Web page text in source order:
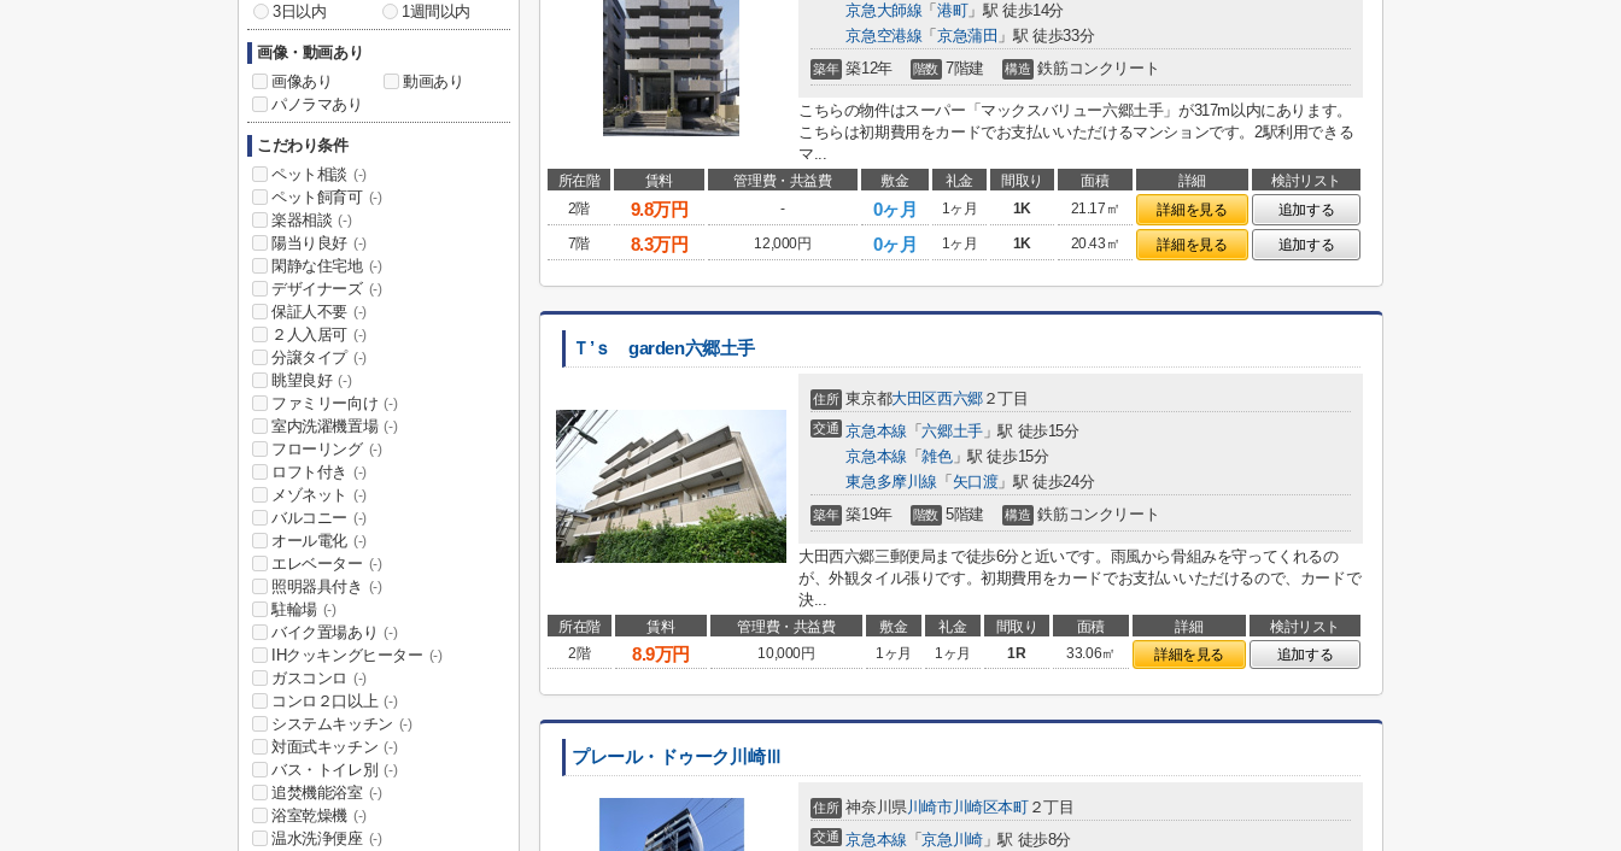
京急大師線 「 港町」駅 徒歩14分
京急空港線 「 京急蒲田 」駅 徒歩33分
築年 築12年 階数 7階建 構造 鉄筋コンクリート
こちらの物件はスーパー「マックスバリュー六郷土手」が317m以内にあります。
こちらは初期費用をカードでお支払いいただけるマンションです。2駅利用できる
マ...
所在階 賃料 管理費・共益費 敷金 礼金 間取り 面積 詳細
検討リスト
2階
9.8万円 - 0ヶ月 1ヶ月 1K 21.17㎡ 詳細を見る
追加する
7階
8.3万円 12,000円 0ヶ月 1ヶ月 1K 20.43㎡ 詳細を見る 追加する
Ｔ’ｓ garden六郷土手
住所 東京都大田区西六郷２丁目
交通 京急本線 「六郷土手」駅 徒歩15分
京急本線 「雑色」駅 徒歩15分
東急多摩川線 「 矢口渡」駅 徒歩24分
築年 築19年 階数 5階建 構造 鉄筋コンクリート
大田西六郷三郵便局まで徒歩6分と近いです。雨風から骨組みを守ってくれるの
が、外観タイル張りです。初期費用をカードでお支払いいただけるので、カードで
決...
所在階 賃料 管理費・共益費 敷金 礼金 間取り 面積 詳細
検討リスト
2階
8.9万円 10,000円 1ヶ月 1ヶ月 1R 33.06㎡ 詳細を見る 追加する
プレール・ドゥーク川崎Ⅲ
住所 神奈川県川崎市川崎区本町２丁目
交通 京急本線 「京急川崎」駅 徒歩8分
3日以内
1週間以内
画像・動画あり
画像あり
動画あり
パノラマあり
こだわり条件
ペット相談 (-)
ペット飼育可 (-)
楽器相談 (-)
陽当り良好 (-)
閑静な住宅地 (-)
デザイナーズ (-)
保証人不要 (-)
２人入居可 (-)
分譲タイプ (-)
眺望良好 (-)
ファミリー向け (-)
室内洗濯機置場 (-)
フローリング (-)
ロフト付き (-)
メゾネット (-)
バルコニー (-)
オール電化 (-)
エレベーター (-)
照明器具付き (-)
駐輪場 (-)
バイク置場あり (-)
IHクッキングヒーター (-)
ガスコンロ (-)
コンロ２口以上 (-)
システムキッチン (-)
対面式キッチン (-)
バス・トイレ別 (-)
追焚機能浴室 (-)
浴室乾燥機 (-)
温水洗浄便座 (-)